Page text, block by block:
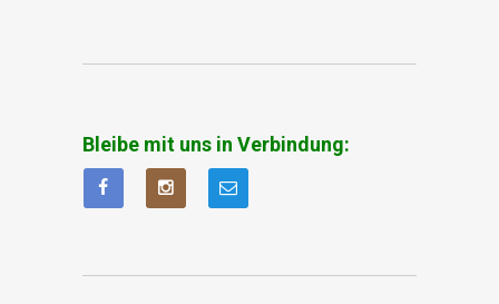
Bleibe mit uns in Verbindung: